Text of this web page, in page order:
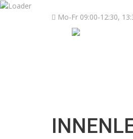
Mo-Fr 09:00-12:30,